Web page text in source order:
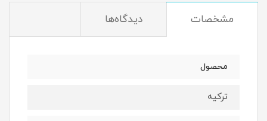
مشخصات دیدگاه‌ها
محصول
ترکیه